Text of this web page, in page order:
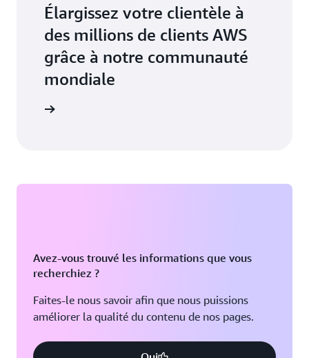
Élargissez votre clientèle à
des millions de clients AWS
grâce à notre communauté
mondiale
Avez-vous trouvé les informations que vous
recherchiez ?
Faites-le nous savoir afin que nous puissions
améliorer la qualité du contenu de nos pages.